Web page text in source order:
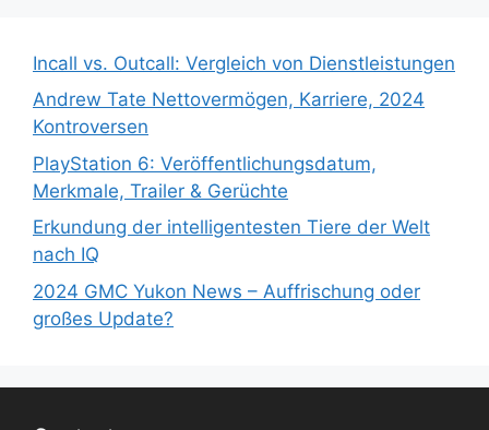
Incall vs. Outcall: Vergleich von Dienstleistungen
Andrew Tate Nettovermögen, Karriere, 2024
Kontroversen
PlayStation 6: Veröffentlichungsdatum,
Merkmale, Trailer & Gerüchte
Erkundung der intelligentesten Tiere der Welt
nach IQ
2024 GMC Yukon News – Auffrischung oder
großes Update?